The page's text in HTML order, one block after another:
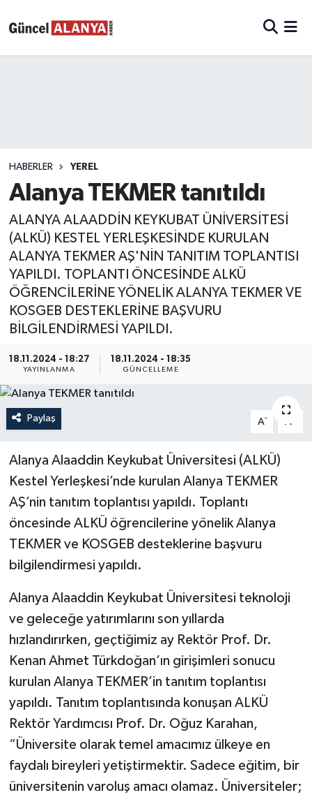
HABERLER YEREL
Alanya TEKMER tanıtıldı
ALANYA ALAADDİN KEYKUBAT ÜNİVERSİTESİ
(ALKÜ) KESTEL YERLEŞKESİNDE KURULAN
ALANYA TEKMER AŞ'NİN TANITIM TOPLANTISI
YAPILDI. TOPLANTI ÖNCESİNDE ALKÜ
ÖĞRENCİLERİNE YÖNELİK ALANYA TEKMER VE
KOSGEB DESTEKLERİNE BAŞVURU
BİLGİLENDİRMESİ YAPILDI.
18.11.2024 - 18:27
YAYINLANMA
18.11.2024 - 18:35
GÜNCELLEME
Paylaş A- A
Alanya Alaaddin Keykubat Üniversitesi (ALKÜ)
Kestel Yerleşkesi’nde kurulan Alanya TEKMER
AŞ’nin tanıtım toplantısı yapıldı. Toplantı
öncesinde ALKÜ öğrencilerine yönelik Alanya
TEKMER ve KOSGEB desteklerine başvuru
bilgilendirmesi yapıldı.
Alanya Alaaddin Keykubat Üniversitesi teknoloji
ve geleceğe yatırımlarını son yıllarda
hızlandırırken, geçtiğimiz ay Rektör Prof. Dr.
Kenan Ahmet Türkdoğan’ın girişimleri sonucu
kurulan Alanya TEKMER’in tanıtım toplantısı
yapıldı. Tanıtım toplantısında konuşan ALKÜ
Rektör Yardımcısı Prof. Dr. Oğuz Karahan,
“Üniversite olarak temel amacımız ülkeye en
faydalı bireyleri yetiştirmektir. Sadece eğitim, bir
üniversitenin varoluş amacı olamaz. Üniversiteler;